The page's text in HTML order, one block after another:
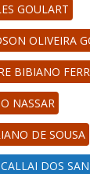
GOULART
OLIVEIRA
BIBIANO
NASSAR
DE SOUSA
DOS